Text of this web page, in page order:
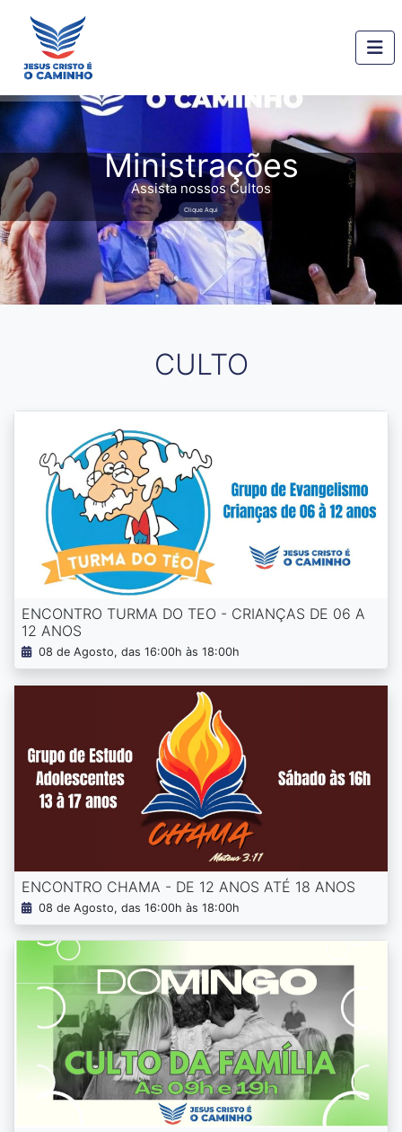
Ministrações
Assista nossos Cultos
Clique Aqui
CULTO
ENCONTRO TURMA DO TEO - CRIANÇAS DE 06 A
12 ANOS
08 de Agosto, das 16:00h às 18:00h
ENCONTRO CHAMA - DE 12 ANOS ATÉ 18 ANOS
08 de Agosto, das 16:00h às 18:00h